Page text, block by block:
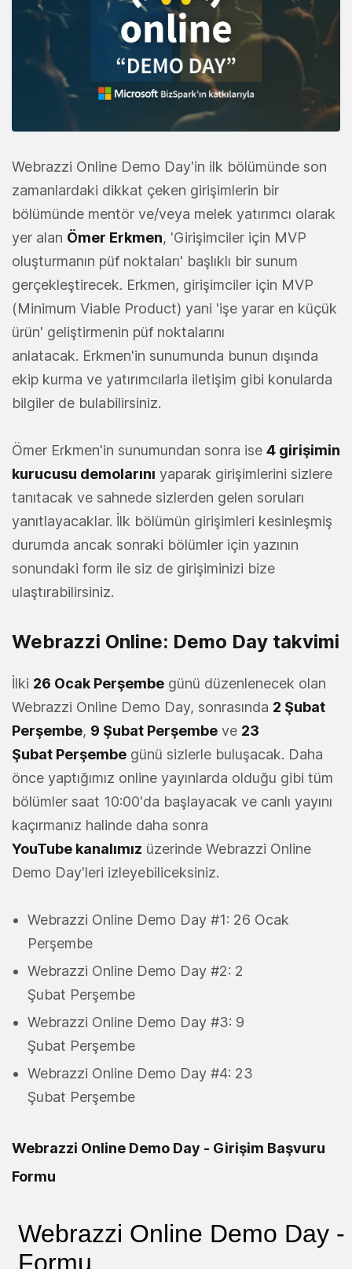
Webrazzi Online Demo Day'in ilk bölümünde son
zamanlardaki dikkat çeken girişimlerin bir
bölümünde mentör ve/veya melek yatırımcı olarak
yer alan Ömer Erkmen, 'Girişimciler için MVP
oluşturmanın püf noktaları' başlıklı bir sunum
gerçekleştirecek. Erkmen, girişimciler için MVP
(Minimum Viable Product) yani 'işe yarar en küçük
ürün' geliştirmenin püf noktalarını
anlatacak. Erkmen'in sunumunda bunun dışında
ekip kurma ve yatırımcılarla iletişim gibi konularda
bilgiler de bulabilirsiniz.
Ömer Erkmen'in sunumundan sonra ise 4 girişimin
kurucusu demolarını yaparak girişimlerini sizlere
tanıtacak ve sahnede sizlerden gelen soruları
yanıtlayacaklar. İlk bölümün girişimleri kesinleşmiş
durumda ancak sonraki bölümler için yazının
sonundaki form ile siz de girişiminizi bize
ulaştırabilirsiniz.
Webrazzi Online: Demo Day takvimi
İlki 26 Ocak Perşembe günü düzenlenecek olan
Webrazzi Online Demo Day, sonrasında 2 Şubat
Perşembe, 9 Şubat Perşembe ve 23
Şubat Perşembe günü sizlerle buluşacak. Daha
önce yaptığımız online yayınlarda olduğu gibi tüm
bölümler saat 10:00'da başlayacak ve canlı yayını
kaçırmanız halinde daha sonra
YouTube kanalımız üzerinde Webrazzi Online
Demo Day'leri izleyebiliceksiniz.
Webrazzi Online Demo Day #1: 26 Ocak
Perşembe
Webrazzi Online Demo Day #2: 2
Şubat Perşembe
Webrazzi Online Demo Day #3: 9
Şubat Perşembe
Webrazzi Online Demo Day #4: 23
Şubat Perşembe
Webrazzi Online Demo Day - Girişim Başvuru
Formu